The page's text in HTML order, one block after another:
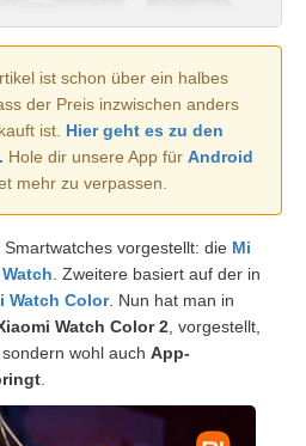
ist schon über ein halbes
der Preis inzwischen anders
ist. Hier geht es zu den
Hole dir unsere App für Android
mehr zu verpassen.
vorgestellt: die Mi
. Zweitere basiert auf der in
Watch Color. Nun hat man in
Watch Color 2 , vorgestellt,
wohl auch App-